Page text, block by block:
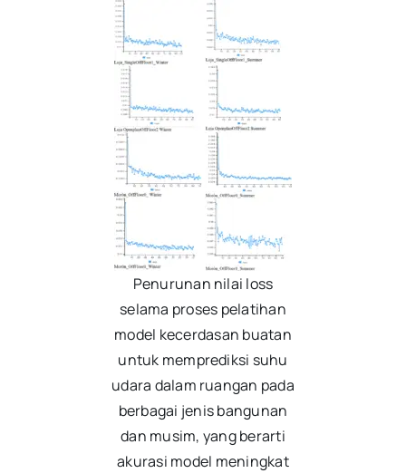
Penurunan nilai loss
selama proses pelatihan
model kecerdasan buatan
untuk memprediksi suhu
udara dalam ruangan pada
berbagai jenis bangunan
dan musim, yang berarti
akurasi model meningkat